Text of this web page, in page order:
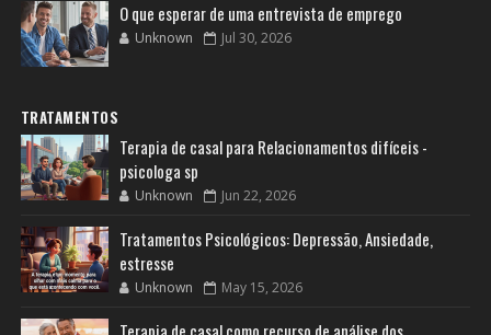
O que esperar de uma entrevista de emprego
Unknown Jul 30, 2026
TRATAMENTOS
Terapia de casal para Relacionamentos difíceis -
psicologa sp
Unknown Jun 22, 2026
Tratamentos Psicológicos: Depressão, Ansiedade,
estresse
Unknown May 15, 2026